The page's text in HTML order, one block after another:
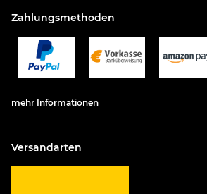
Zahlungsmethoden
mehr Informationen
Versandarten